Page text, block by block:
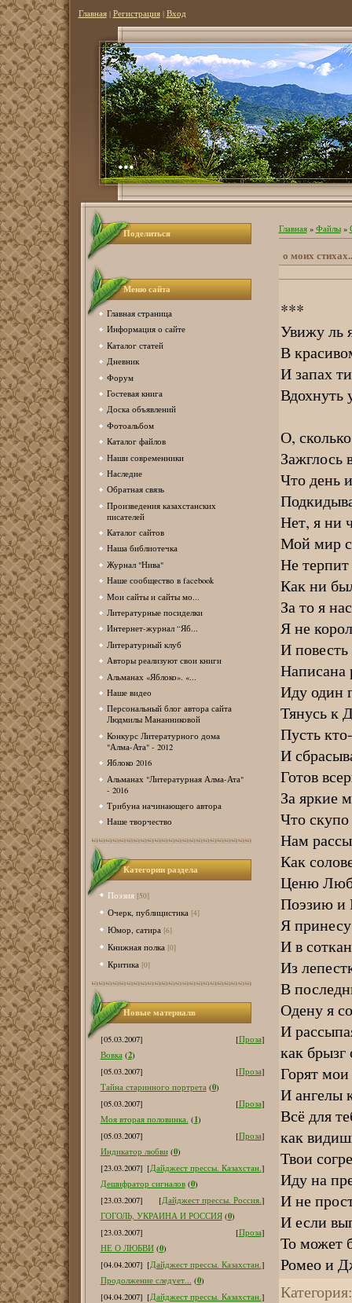
Главная| Регистрация| Вход
...
Поделиться
Меню сайта
Главная страница
Информация о сайте
Каталог статей
Дневник
Форум
Гостевая книга
Доска объявлений
Фотоальбом
Каталог файлов
Наши современники
Наследие
Обратная связь
Произведения казахстанских
писателей
Каталог сайтов
Наша библиотечка
Журнал "Нива"
Наше сообщество в facebook
Мои сайты и сайты мо...
Литературные посиделки
Интернет-журнал “Яб...
Литературный клуб
Авторы реализуют свои книги
Альманах «Яблоко». «...
Наше видео
Персональный блог автора сайта
Людмилы Мананниковой
Конкурс Литературного дома
"Алма-Ата" - 2012
Яблоко 2016
Альманах "Литературная Алма-Ата"
- 2016
Трибуна начинающего автора
Наше творчество
Категории раздела
Поэзия [50]
Очерк, публицистика [4]
Юмор, сатира [6]
Книжная полка [0]
Критика [0]
Новые материалв
[05.03.2007] [Проза]
Вовка (2)
[05.03.2007]
[Проза]
Тайна старинного портрета (0)
[05.03.2007]
[Проза]
Моя вторая половинка. (1)
[05.03.2007]
[Проза]
Индикатор любви (0)
[23.03.2007] [Дайджест прессы. Казахстан.]
Дешифратор сигналов (0)
[23.03.2007]
[Дайджест прессы. Россия.]
ГОГОЛЬ, УКРАИНА И РОССИЯ (0)
[23.03.2007]
[Проза]
НЕ О ЛЮБВИ (0)
[04.04.2007] [Дайджест прессы. Казахстан.]
Продолжение следует... (0)
[04.04.2007] [Дайджест прессы. Казахстан.]
Главная» Файлы»
о моих
***
Увижу ль
В
И запах
Вдохнуть
О,
Зажглось
Что день
Нет, я ни
Мой мир
Не
Как ни
За то я
Я не
И
Написана
Иду один
Тянусь к
Пусть
И
Готов
За яркие
Что
Нам
Как
Ценю
Поэзию и
Я
И в
Из
В
Одену я
И
как брызг
Горят мои
И ангелы
Всё для
как
Твои
Иду на
И не
И если
То может
Ромео и
Категория: